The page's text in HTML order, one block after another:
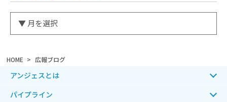
HOME 広報ブログ
アンジェスとは
パイプライン